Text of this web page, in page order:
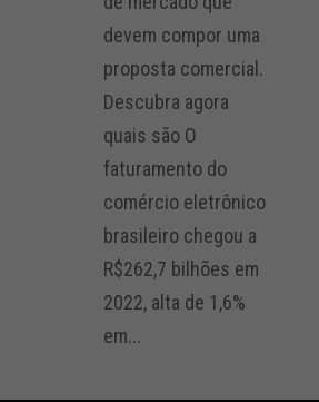
devem compor uma
proposta comercial.
Descubra agora
quais são O
faturamento do
comércio eletrônico
brasileiro chegou a
R$262,7 bilhões em
2022, alta de 1,6%
em...